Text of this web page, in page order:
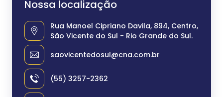
Nossa localização
Rua Manoel Cipriano Davila, 894, Centro,
São Vicente do Sul - Rio Grande do Sul.
saovicentedosul@cna.com.br
(55) 3257-2362